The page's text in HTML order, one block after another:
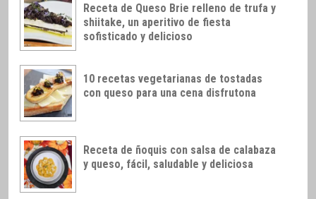
Receta de Queso Brie relleno de trufa y
shiitake, un aperitivo de fiesta
sofisticado y delicioso
10 recetas vegetarianas de tostadas
con queso para una cena disfrutona
Receta de ñoquis con salsa de calabaza
y queso, fácil, saludable y deliciosa